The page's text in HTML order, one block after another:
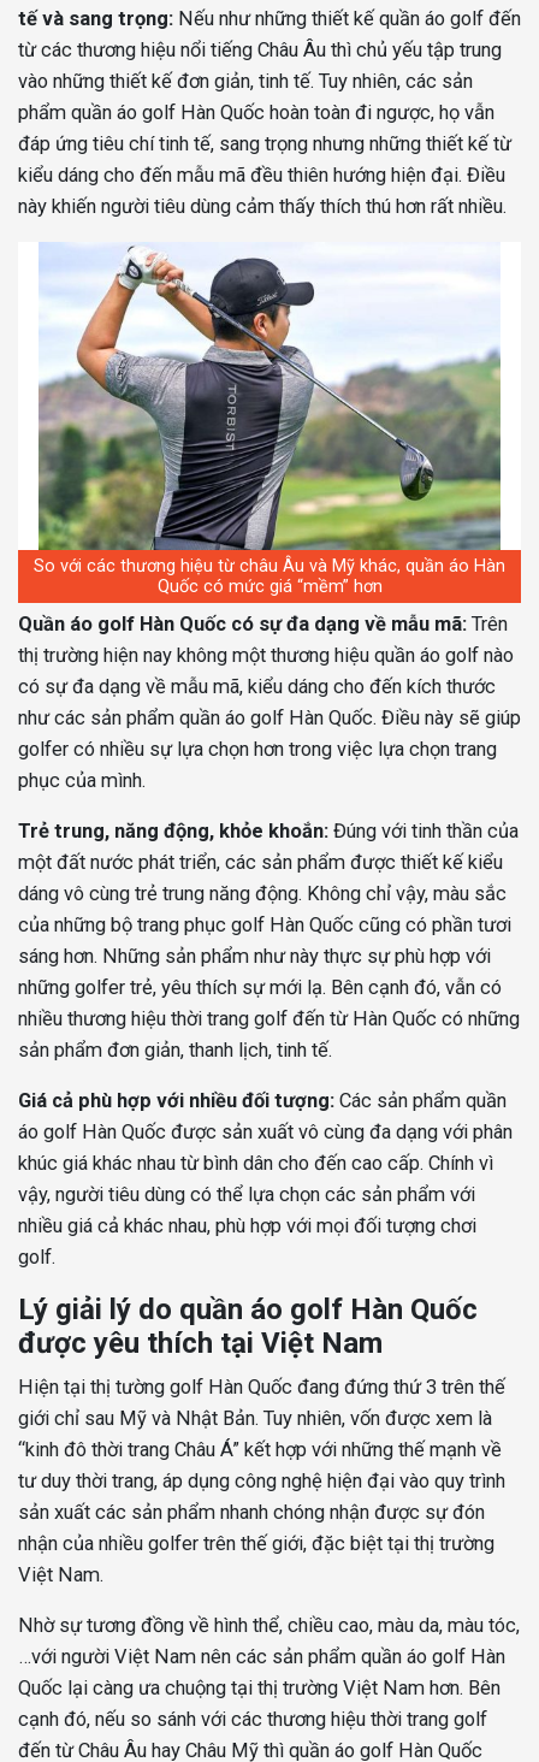
tế và sang trọng: Nếu như những thiết kế quần áo golf đến
từ các thương hiệu nổi tiếng Châu Âu thì chủ yếu tập trung
vào những thiết kế đơn giản, tinh tế. Tuy nhiên, các sản
phẩm quần áo golf Hàn Quốc hoàn toàn đi ngược, họ vẫn
đáp ứng tiêu chí tinh tế, sang trọng nhưng những thiết kế từ
kiểu dáng cho đến mẫu mã đều thiên hướng hiện đại. Điều
này khiến người tiêu dùng cảm thấy thích thú hơn rất nhiều.
So với các thương hiệu từ châu Âu và Mỹ khác, quần áo Hàn
Quốc có mức giá “mềm” hơn
Quần áo golf Hàn Quốc có sự đa dạng về mẫu mã: Trên
thị trường hiện nay không một thương hiệu quần áo golf nào
có sự đa dạng về mẫu mã, kiểu dáng cho đến kích thước
như các sản phẩm quần áo golf Hàn Quốc. Điều này sẽ giúp
golfer có nhiều sự lựa chọn hơn trong việc lựa chọn trang
phục của mình.
Trẻ trung, năng động, khỏe khoắn: Đúng với tinh thần của
một đất nước phát triển, các sản phẩm được thiết kế kiểu
dáng vô cùng trẻ trung năng động. Không chỉ vậy, màu sắc
của những bộ trang phục golf Hàn Quốc cũng có phần tươi
sáng hơn. Những sản phẩm như này thực sự phù hợp với
những golfer trẻ, yêu thích sự mới lạ. Bên cạnh đó, vẫn có
nhiều thương hiệu thời trang golf đến từ Hàn Quốc có những
sản phẩm đơn giản, thanh lịch, tinh tế.
Giá cả phù hợp với nhiều đối tượng: Các sản phẩm quần
áo golf Hàn Quốc được sản xuất vô cùng đa dạng với phân
khúc giá khác nhau từ bình dân cho đến cao cấp. Chính vì
vậy, người tiêu dùng có thể lựa chọn các sản phẩm với
nhiều giá cả khác nhau, phù hợp với mọi đối tượng chơi
golf.
Lý giải lý do quần áo golf Hàn Quốc
được yêu thích tại Việt Nam
Hiện tại thị tường golf Hàn Quốc đang đứng thứ 3 trên thế
giới chỉ sau Mỹ và Nhật Bản. Tuy nhiên, vốn được xem là
“kinh đô thời trang Châu Á” kết hợp với những thế mạnh về
tư duy thời trang, áp dụng công nghệ hiện đại vào quy trình
sản xuất các sản phẩm nhanh chóng nhận được sự đón
nhận của nhiều golfer trên thế giới, đặc biệt tại thị trường
Việt Nam.
Nhờ sự tương đồng về hình thể, chiều cao, màu da, màu tóc,
…với người Việt Nam nên các sản phẩm quần áo golf Hàn
Quốc lại càng ưa chuộng tại thị trường Việt Nam hơn. Bên
cạnh đó, nếu so sánh với các thương hiệu thời trang golf
đến từ Châu Âu hay Châu Mỹ thì quần áo golf Hàn Quốc